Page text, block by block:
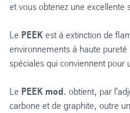
et vous obtenez une excellente
Le PEEK est à extinction de
environnements à haute
spéciales qui conviennent pour
Le PEEK mod. obtient, par
carbone et de graphite, outre